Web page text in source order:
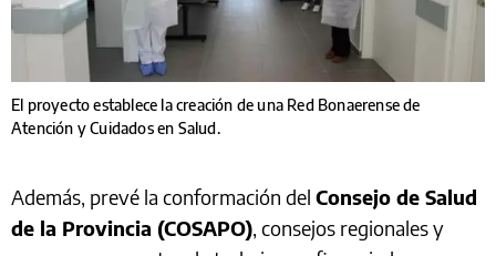
El proyecto establece la creación de una Red Bonaerense de
Atención y Cuidados en Salud.
Además, prevé la conformación del Consejo de Salud
de la Provincia (COSAPO), consejos regionales y